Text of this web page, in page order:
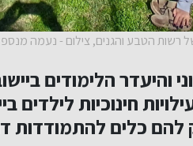
של רשות הטבע והגנים, צילום - נעמה
והיעדר הלימודים
חינוכיות לילדים
כלים להתמודדות